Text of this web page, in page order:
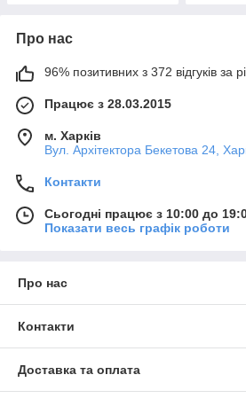
Про нас
96% позитивних з 372 відгуків за
Працює з 28.03.2015
м. Харків
Вул. Архітектора Бекетова 24,
Контакти
Сьогодні працює з 10:00 до
Показати весь графік роботи
Про нас
Контакти
Доставка та оплата